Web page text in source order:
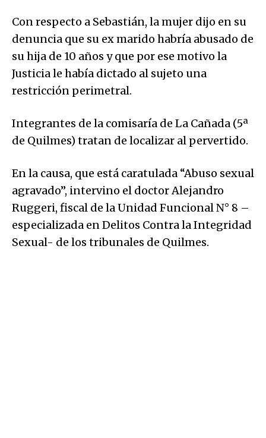
Con respecto a Sebastián, la mujer dijo en su
denuncia que su ex marido habría abusado de
su hija de 10 años y que por ese motivo la
Justicia le había dictado al sujeto una
restricción perimetral.
Integrantes de la comisaría de La Cañada (5ª
de Quilmes) tratan de localizar al pervertido.
En la causa, que está caratulada “Abuso sexual
agravado”, intervino el doctor Alejandro
Ruggeri, fiscal de la Unidad Funcional N° 8 –
especializada en Delitos Contra la Integridad
Sexual- de los tribunales de Quilmes.